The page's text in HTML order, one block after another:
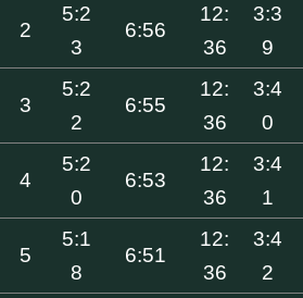
2
5:2
3
6:56
12:
36
3:3
9
3
5:2
2
6:55
12:
36
3:4
0
4
5:2
0
6:53
12:
36
3:4
1
5
5:1
8
6:51
12:
36
3:4
2